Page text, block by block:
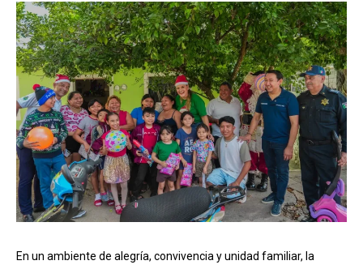
En un ambiente de alegría, convivencia y unidad familiar, la